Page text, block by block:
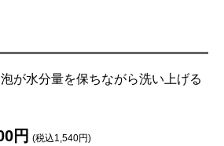
が水分量を保ちながら洗い上げる
円 (税込1,540円)